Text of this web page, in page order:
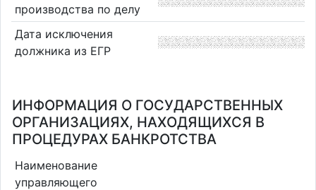
производства по делу
Дата исключения
должника из ЕГР
ИНФОРМАЦИЯ О ГОСУДАРСТВЕННЫХ
ОРГАНИЗАЦИЯХ, НАХОДЯЩИХСЯ В
ПРОЦЕДУРАХ БАНКРОТСТВА
Наименование
управляющего